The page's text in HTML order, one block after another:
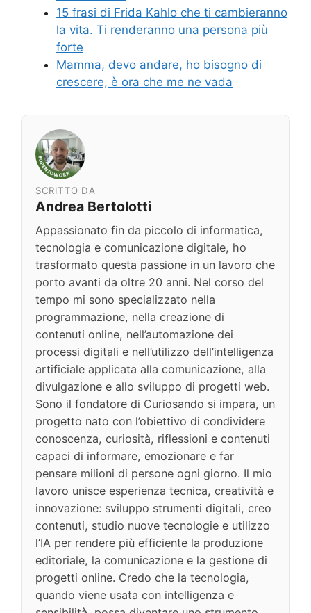
15 frasi di Frida Kahlo che ti cambieranno
la vita. Ti renderanno una persona più
forte
Mamma, devo andare, ho bisogno di
crescere, è ora che me ne vada
SCRITTO DA
Andrea Bertolotti
Appassionato fin da piccolo di informatica,
tecnologia e comunicazione digitale, ho
trasformato questa passione in un lavoro che
porto avanti da oltre 20 anni. Nel corso del
tempo mi sono specializzato nella
programmazione, nella creazione di
contenuti online, nell’automazione dei
processi digitali e nell’utilizzo dell’intelligenza
artificiale applicata alla comunicazione, alla
divulgazione e allo sviluppo di progetti web.
Sono il fondatore di Curiosando si impara, un
progetto nato con l’obiettivo di condividere
conoscenza, curiosità, riflessioni e contenuti
capaci di informare, emozionare e far
pensare milioni di persone ogni giorno. Il mio
lavoro unisce esperienza tecnica, creatività e
innovazione: sviluppo strumenti digitali, creo
contenuti, studio nuove tecnologie e utilizzo
l’IA per rendere più efficiente la produzione
editoriale, la comunicazione e la gestione di
progetti online. Credo che la tecnologia,
quando viene usata con intelligenza e